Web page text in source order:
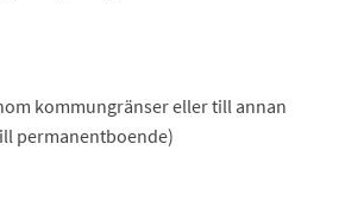
kommungränser eller till annan
permanentboende)